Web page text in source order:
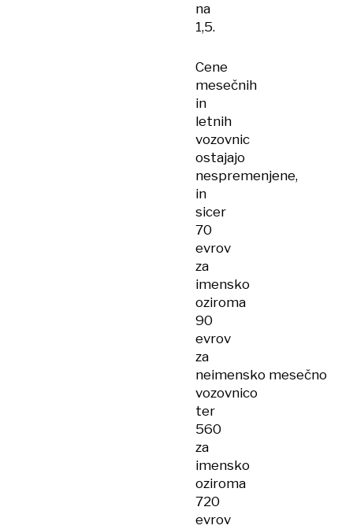
na
1,5.
Cene
mesečnih
in
letnih
vozovnic
ostajajo
nespremenjene,
in
sicer
70
evrov
za
imensko
oziroma
90
evrov
za
neimensko mesečno
vozovnico
ter
560
za
imensko
oziroma
720
evrov